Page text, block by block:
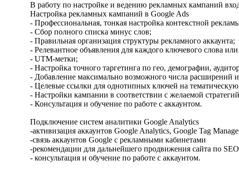
В работу по настройке и ведению рекламных кампаний
Настройка рекламных кампаний в Google Ads
- Профессиональная, тонкая настройка контекстной
- Сбор полного списка минус слов;
- Правильная организация структуры рекламного аккаунта;
- Релевантное объявления для каждого ключевого слова
- UTM-метки;
- Настройка точного таргетинга по гео, демографии,
- Добавление максимально возможного числа расширений
- Целевые ссылки для однотипных ключей на
- Настройки кампании в соответствии с желаемой стратегий
- Консультация и обучение по работе с аккаунтом.
Подключение систем аналитики Google Analytics
-активизация аккаунтов Google Analytics, Google Tag
-связь аккаунтов Google с рекламными кабинетами
-рекомендации для дальнейшего продвижения сайта по SEO
- консультация и обучение по работе с аккаунтом.